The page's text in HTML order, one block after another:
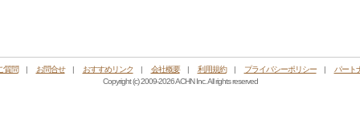
質問| お問合せ| おすすめリンク | 会社概要| 利用規約| プライバシーポリシー| パート
Copyright (c) 2009-2026 ACHN Inc. All rights reserved